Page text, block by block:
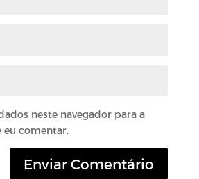
neste navegador para a
eu comentar.